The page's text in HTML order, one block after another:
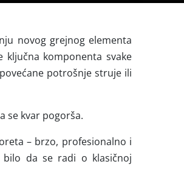
novog grejnog elementa
komponenta svake
potrošnje struje ili
se kvar pogorša.
– brzo, profesionalno i
bilo da se radi o klasičnoj